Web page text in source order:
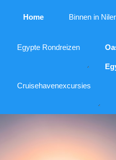
Home Binnen in
Egypte Rondreizen
Cruisehavenexcursies